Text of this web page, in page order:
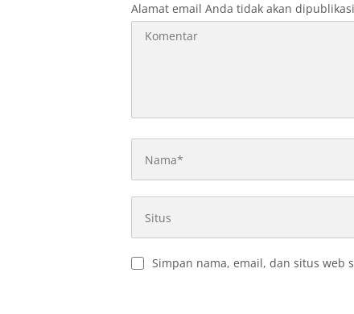
Alamat email Anda tidak akan
Simpan nama, email, dan situs web